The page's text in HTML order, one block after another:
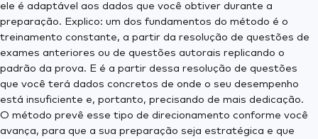
ele é adaptável aos dados que você obtiver durante a
preparação. Explico: um dos fundamentos do método é o
treinamento constante, a partir da resolução de questões de
exames anteriores ou de questões autorais replicando o
padrão da prova. E é a partir dessa resolução de questões
que você terá dados concretos de onde o seu desempenho
está insuficiente e, portanto, precisando de mais dedicação.
O método prevê esse tipo de direcionamento conforme você
avança, para que a sua preparação seja estratégica e que